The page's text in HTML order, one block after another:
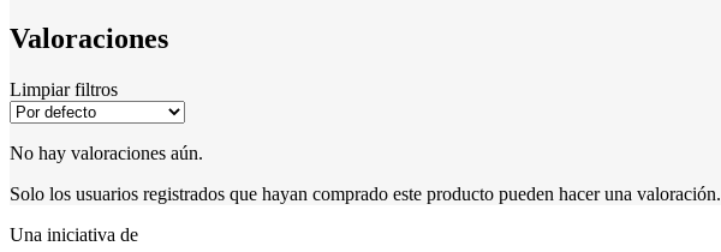
Valoraciones
Limpiar filtros
No hay valoraciones aún.
Solo los usuarios registrados que hayan comprado este producto pueden hacer una valoración.
Una iniciativa de